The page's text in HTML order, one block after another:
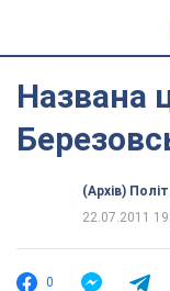
Названа
(Архів)
22.07.2011
0